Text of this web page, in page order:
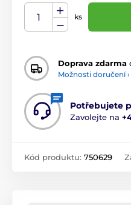
ks
Doprava zdarma
Možnosti doručení ›
Potřebujete
Zavolejte na
Kód produktu: 750629